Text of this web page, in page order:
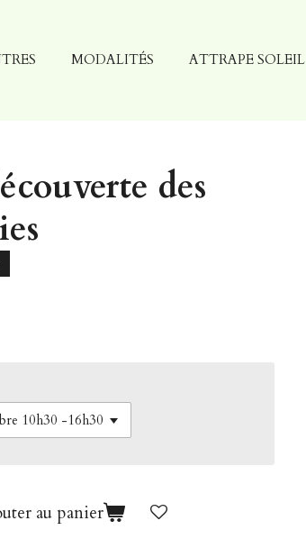
MODALITÉS ATTRAPE SOLEIL
des
au panier